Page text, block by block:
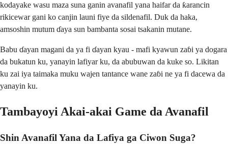
kodayake wasu maza suna ganin avanafil yana haifar da ƙarancin
rikicewar gani ko canjin launi fiye da sildenafil. Duk da haka,
amsoshin mutum ɗaya sun bambanta sosai tsakanin mutane.
Babu ɗayan magani da ya fi ɗayan kyau - mafi kyawun zaɓi ya dogara
da bukatun ku, yanayin lafiyar ku, da abubuwan da kuke so. Likitan
ku zai iya taimaka muku wajen tantance wane zaɓi ne ya fi dacewa da
yanayin ku.
Tambayoyi Akai-akai Game da Avanafil
Shin Avanafil Yana da Lafiya ga Ciwon Suga?